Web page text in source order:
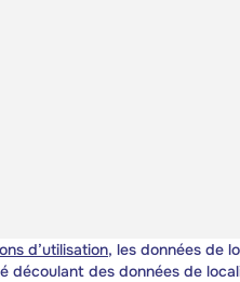
d’utilisation, les données de
découlant des données de